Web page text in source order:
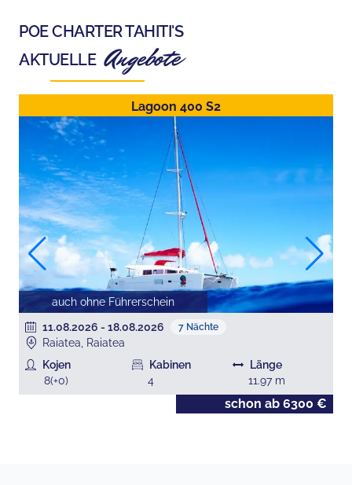
POE CHARTER TAHITI'S
AKTUELLE Angebote
Lagoon 400 S2
auch ohne Führerschein
11.08.2026 - 18.08.2026 7 Nächte
Raiatea, Raiatea
Kojen
8(+0)
Kabinen
4
Länge
11.97m
schon ab 6300 €